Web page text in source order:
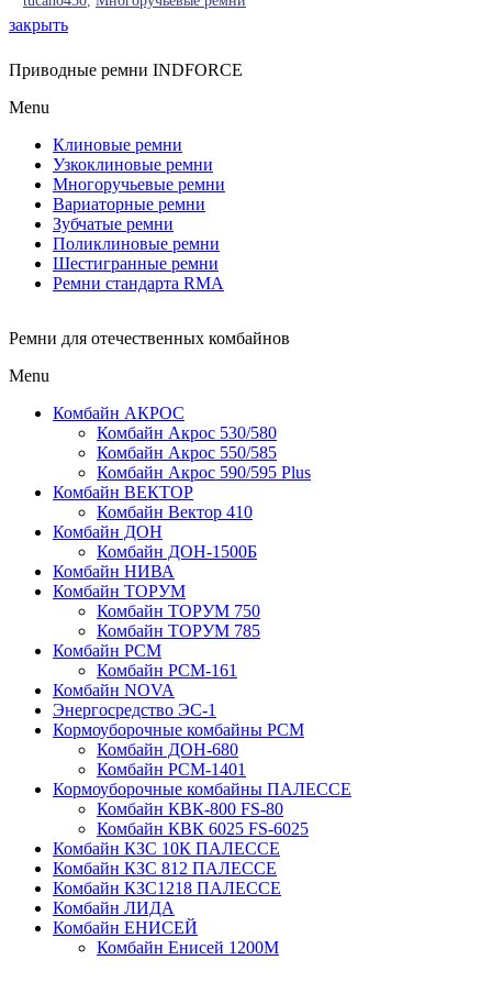
закрыть
Приводные ремни INDFORCE
Menu
Клиновые ремни
Узкоклиновые ремни
Многоручьевые ремни
Вариаторные ремни
Зубчатые ремни
Поликлиновые ремни
Шестигранные ремни
Ремни стандарта RMA
Ремни для отечественных комбайнов
Menu
Комбайн АКРОС
Комбайн Акрос 530/580
Комбайн Акрос 550/585
Комбайн Акрос 590/595 Plus
Комбайн ВЕКТОР
Комбайн Вектор 410
Комбайн ДОН
Комбайн ДОН-1500Б
Комбайн НИВА
Комбайн ТОРУМ
Комбайн ТОРУМ 750
Комбайн ТОРУМ 785
Комбайн РСМ
Комбайн РСМ-161
Комбайн NOVA
Энергосредство ЭС-1
Кормоуборочные комбайны РСМ
Комбайн ДОН-680
Комбайн РСМ-1401
Кормоуборочные комбайны ПАЛЕССЕ
Комбайн КВК-800 FS-80
Комбайн КВК 6025 FS-6025
Комбайн КЗС 10К ПАЛЕССЕ
Комбайн КЗС 812 ПАЛЕССЕ
Комбайн КЗС1218 ПАЛЕССЕ
Комбайн ЛИДА
Комбайн ЕНИСЕЙ
Комбайн Енисей 1200М